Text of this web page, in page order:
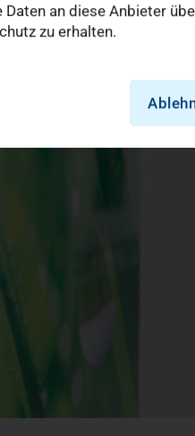
Daten an diese Anbieter
zu erhalten.